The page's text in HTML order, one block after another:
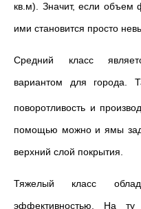
кв.м). Значит, если объем
ими становится просто
Средний класс
вариантом для города.
поворотливость и
помощью можно и ямы
верхний слой покрытия.
Тяжелый класс
эффективностью. На